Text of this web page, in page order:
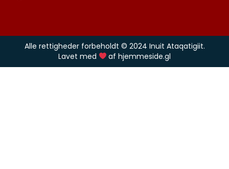
Alle rettigheder forbeholdt © 2024 Inuit Ataqatigiit.
Lavet med
af hjemmeside.gl